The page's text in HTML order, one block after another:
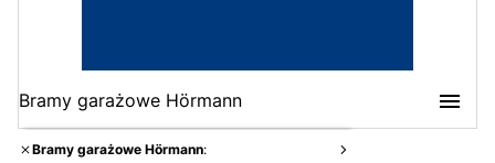
Bramy garażowe Hörmann
Bramy garażowe Hörmann: